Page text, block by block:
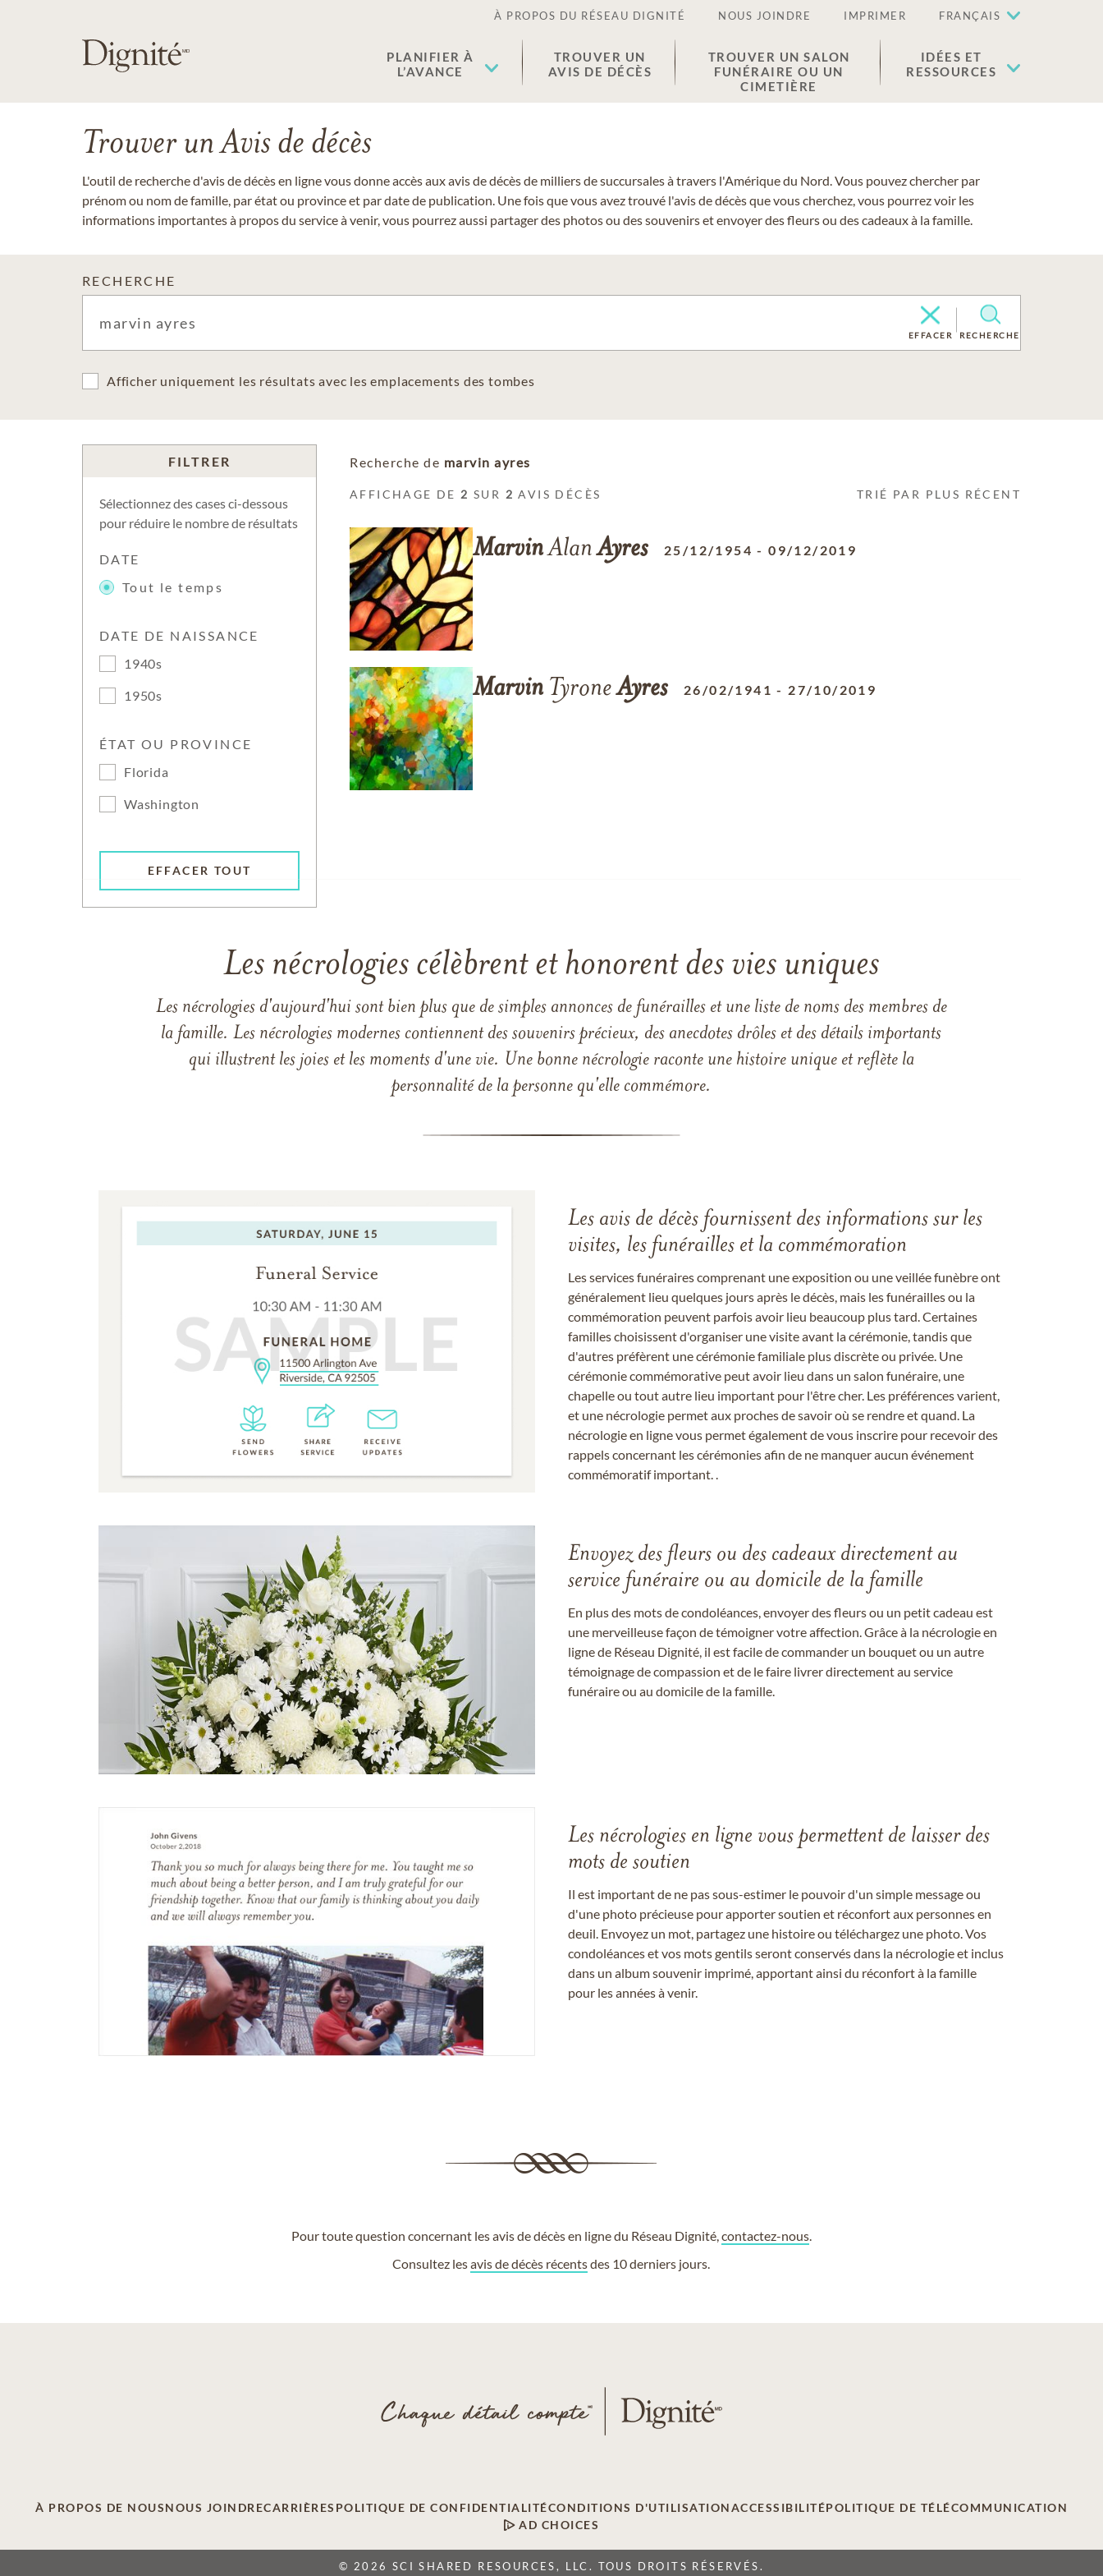
À PROPOS DU RÉSEAU DIGNITÉ NOUS JOINDRE IMPRIMER FRANÇAIS
PLANIFIER À
L’AVANCE
TROUVER UN
AVIS DE DÉCÈS
TROUVER UN SALON
FUNÉRAIRE OU UN
CIMETIÈRE
IDÉES ET
RESSOURCES
Trouver un Avis de décès
L'outil de recherche d'avis de décès en ligne vous donne accès aux avis de décès de milliers de succursales à travers l'Amérique du Nord. Vous pouvez chercher par
prénom ou nom de famille, par état ou province et par date de publication. Une fois que vous avez trouvé l'avis de décès que vous cherchez, vous pourrez voir les
informations importantes à propos du service à venir, vous pourrez aussi partager des photos ou des souvenirs et envoyer des fleurs ou des cadeaux à la famille.
RECHERCHE
EFFACER RECHERCHE
Afficher uniquement les résultats avec les emplacements des tombes
FILTRER
Sélectionnez des cases ci-dessous
pour réduire le nombre de résultats
DATE
Tout le temps
DATE DE NAISSANCE
1940s
1950s
ÉTAT OU PROVINCE
Florida
Washington
EFFACER TOUT
Recherche de marvin ayres
AFFICHAGE DE 2 SUR 2 AVIS DÉCÈS TRIÉ PAR PLUS RÉCENT
MarvinAlanAyres 25/12/1954 -09/12/2019
Marvin TyroneAyres 26/02/1941 - 27/10/2019
Les nécrologies célèbrent et honorent des vies uniques
Les nécrologies d'aujourd'hui sont bien plus que de simples annonces de funérailles et une liste de noms des membres de
la famille. Les nécrologies modernes contiennent des souvenirs précieux, des anecdotes drôles et des détails importants
qui illustrent les joies et les moments d'une vie. Une bonne nécrologie raconte une histoire unique et reflète la
personnalité de la personne qu'elle commémore.
Les avis de décès fournissent des informations sur les
visites, les funérailles et la commémoration
Les services funéraires comprenant une exposition ou une veillée funèbre ont
généralement lieu quelques jours après le décès, mais les funérailles ou la
commémoration peuvent parfois avoir lieu beaucoup plus tard. Certaines
familles choisissent d'organiser une visite avant la cérémonie, tandis que
d'autres préfèrent une cérémonie familiale plus discrète ou privée. Une
cérémonie commémorative peut avoir lieu dans un salon funéraire, une
chapelle ou tout autre lieu important pour l'être cher. Les préférences varient,
et une nécrologie permet aux proches de savoir où se rendre et quand. La
nécrologie en ligne vous permet également de vous inscrire pour recevoir des
rappels concernant les cérémonies afin de ne manquer aucun événement
commémoratif important. .
Envoyez des fleurs ou des cadeaux directement au
service funéraire ou au domicile de la famille
En plus des mots de condoléances, envoyer des fleurs ou un petit cadeau est
une merveilleuse façon de témoigner votre affection. Grâce à la nécrologie en
ligne de Réseau Dignité, il est facile de commander un bouquet ou un autre
témoignage de compassion et de le faire livrer directement au service
funéraire ou au domicile de la famille.
Les nécrologies en ligne vous permettent de laisser des
mots de soutien
Il est important de ne pas sous-estimer le pouvoir d'un simple message ou
d'une photo précieuse pour apporter soutien et réconfort aux personnes en
deuil. Envoyez un mot, partagez une histoire ou téléchargez une photo. Vos
condoléances et vos mots gentils seront conservés dans la nécrologie et inclus
dans un album souvenir imprimé, apportant ainsi du réconfort à la famille
pour les années à venir.
Pour toute question concernant les avis de décès en ligne du Réseau Dignité, contactez-nous.
Consultez lesavis de décès récentsdes 10 derniers jours.
À PROPOS DE NOUSNOUS JOINDRECARRIÈRES POLITIQUE DE CONFIDENTIALITÉCONDITIONS D'UTILISATIONACCESSIBILITÉPOLITIQUE DE TÉLÉCOMMUNICATION
AD CHOICES
© 2026 SCI SHARED RESOURCES, LLC. TOUS DROITS RÉSERVÉS.